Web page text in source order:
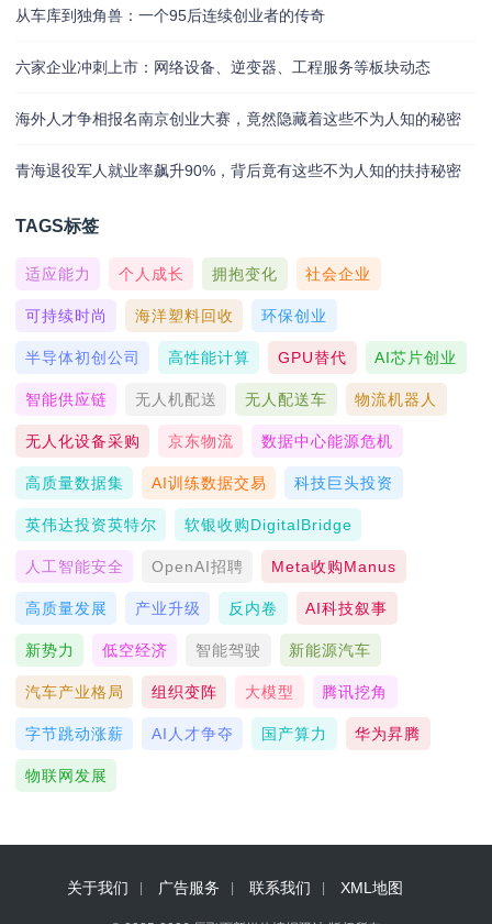
从车库到独角兽：一个95后连续创业者的传奇
六家企业冲刺上市：网络设备、逆变器、工程服务等板块动态
海外人才争相报名南京创业大赛，竟然隐藏着这些不为人知的秘密
青海退役军人就业率飙升90%，背后竟有这些不为人知的扶持秘密
TAGS标签
适应能力 个人成长 拥抱变化 社会企业
可持续时尚 海洋塑料回收 环保创业
半导体初创公司 高性能计算 GPU替代 AI芯片创业
智能供应链 无人机配送 无人配送车 物流机器人
无人化设备采购 京东物流 数据中心能源危机
高质量数据集 AI训练数据交易 科技巨头投资
英伟达投资英特尔 软银收购DigitalBridge
人工智能安全 OpenAI招聘 Meta收购Manus
高质量发展 产业升级 反内卷 AI科技叙事
新势力 低空经济 智能驾驶 新能源汽车
汽车产业格局 组织变阵 大模型 腾讯挖角
字节跳动涨薪 AI人才争夺 国产算力 华为昇腾
物联网发展
关于我们 广告服务 联系我们 XML地图